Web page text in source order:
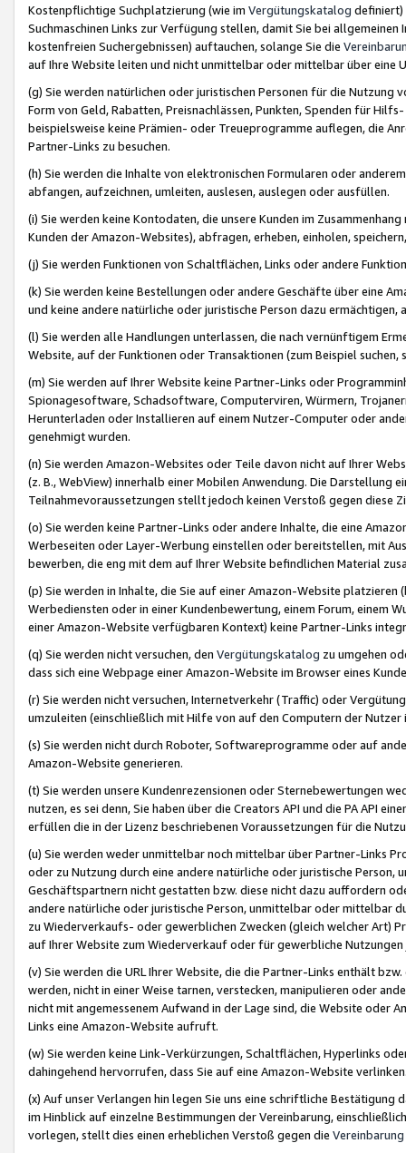
Kostenpflichtige Suchplatzierung (wie im Vergütungskatalog definiert)
Suchmaschinen Links zur Verfügung stellen, damit Sie bei
kostenfreien Suchergebnissen) auftauchen, solange Sie die
auf Ihre Website leiten und nicht unmittelbar oder mittelbar über eine
(g) Sie werden natürlichen oder juristischen Personen für die Nutzung
Form von Geld, Rabatten, Preisnachlässen, Punkten, Spenden für
beispielsweise keine Prämien- oder Treueprogramme auflegen, die
Partner-Links zu besuchen.
(h) Sie werden die Inhalte von elektronischen Formularen oder
abfangen, aufzeichnen, umleiten, auslesen, auslegen oder ausfüllen.
(i) Sie werden keine Kontodaten, die unsere Kunden im
Kunden der Amazon-Websites), abfragen, erheben, einholen,
(j) Sie werden Funktionen von Schaltflächen, Links oder andere
(k) Sie werden keine Bestellungen oder andere Geschäfte über eine
und keine andere natürliche oder juristische Person dazu
(l) Sie werden alle Handlungen unterlassen, die nach vernünftigem
Website, auf der Funktionen oder Transaktionen (zum Beispiel
(m) Sie werden auf Ihrer Website keine Partner-Links oder
Spionagesoftware, Schadsoftware, Computerviren, Würmern,
Herunterladen oder Installieren auf einem Nutzer-Computer oder
genehmigt wurden.
(n) Sie werden Amazon-Websites oder Teile davon nicht auf Ihrer
(z. B., WebView) innerhalb einer Mobilen Anwendung. Die Darstellung
Teilnahmevoraussetzungen stellt jedoch keinen Verstoß gegen diese
(o) Sie werden keine Partner-Links oder andere Inhalte, die eine
Werbeseiten oder Layer-Werbung einstellen oder bereitstellen, mit
bewerben, die eng mit dem auf Ihrer Website befindlichen Material
(p) Sie werden in Inhalte, die Sie auf einer Amazon-Website
Werbediensten oder in einer Kundenbewertung, einem Forum, einem
einer Amazon-Website verfügbaren Kontext) keine Partner-Links
(q) Sie werden nicht versuchen, den Vergütungskatalog zu umgehen
dass sich eine Webpage einer Amazon-Website im Browser eines
(r) Sie werden nicht versuchen, Internetverkehr (Traffic) oder
umzuleiten (einschließlich mit Hilfe von auf den Computern der
(s) Sie werden nicht durch Roboter, Softwareprogramme oder auf
Amazon-Website generieren.
(t) Sie werden unsere Kundenrezensionen oder Sternebewertungen
nutzen, es sei denn, Sie haben über die Creators API und die PA API
erfüllen die in der Lizenz beschriebenen Voraussetzungen für die
(u) Sie werden weder unmittelbar noch mittelbar über Partner-Links
oder zu Nutzung durch eine andere natürliche oder juristische
Geschäftspartnern nicht gestatten bzw. diese nicht dazu auffordern
andere natürliche oder juristische Person, unmittelbar oder mittelbar
zu Wiederverkaufs- oder gewerblichen Zwecken (gleich welcher Art)
auf Ihrer Website zum Wiederverkauf oder für gewerbliche
(v) Sie werden die URL Ihrer Website, die die Partner-Links enthält
werden, nicht in einer Weise tarnen, verstecken, manipulieren oder
nicht mit angemessenem Aufwand in der Lage sind, die Website oder
Links eine Amazon-Website aufruft.
(w) Sie werden keine Link-Verkürzungen, Schaltflächen, Hyperlinks
dahingehend hervorrufen, dass Sie auf eine Amazon-Website
(x) Auf unser Verlangen hin legen Sie uns eine schriftliche
im Hinblick auf einzelne Bestimmungen der Vereinbarung,
vorlegen, stellt dies einen erheblichen Verstoß gegen die Vereinbarung